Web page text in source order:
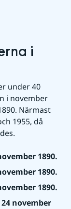
i
under 40
i november
Närmast
1955, då
1890.
1890.
1890.
november